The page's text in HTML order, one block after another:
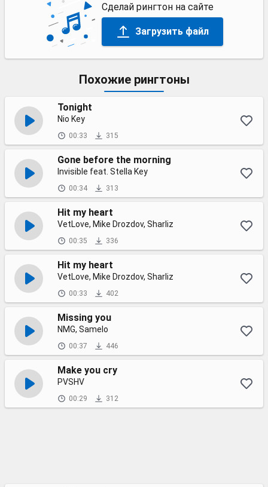
Сделай рингтон на сайте
Загрузить файл
Похожие рингтоны
Tonight
Nio Key
00:33 315
Gone before the morning
Invisible feat. Stella Key
00:34 313
Hit my heart
VetLove, Mike Drozdov, Sharliz
00:35 336
Hit my heart
VetLove, Mike Drozdov, Sharliz
00:33 402
Missing you
NMG, Samelo
00:37 446
Make you cry
PVSHV
00:29 312